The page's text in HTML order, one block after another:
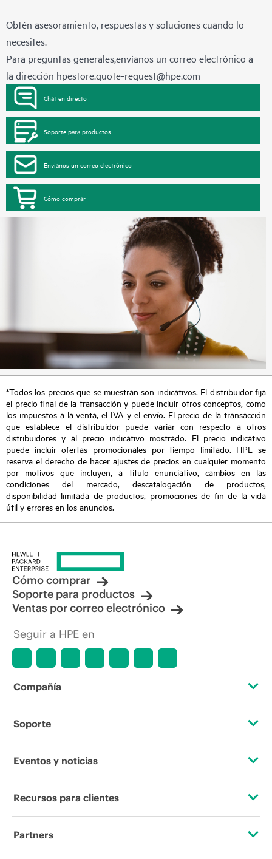
Obtén asesoramiento, respuestas y soluciones cuando lo
necesites.
Para preguntas generales,envíanos un correo electrónico a
la dirección hpestore.quote-request@hpe.com
Chat en directo
Soporte para productos
Envíanos un correo electrónico
Cómo comprar
*Todos los precios que se muestran son indicativos. El distribuidor fija
el precio final de la transacción y puede incluir otros conceptos, como
los impuestos a la venta, el IVA y el envío. El precio de la transacción
que establece el distribuidor puede variar con respecto a otros
distribuidores y al precio indicativo mostrado. El precio indicativo
puede incluir ofertas promocionales por tiempo limitado. HPE se
reserva el derecho de hacer ajustes de precios en cualquier momento
por motivos que incluyen, a título enunciativo, cambios en las
condiciones del mercado, descatalogación de productos,
disponibilidad limitada de productos, promociones de fin de la vida
útil y errores en los anuncios.
Cómo comprar
Soporte para productos
Ventas por correo electrónico
Seguir a HPE en
Compañía
Acerca de HPE
Responsabilidad corporativa
Laboratorios HPE
Soporte
Servicios de soporte operativo
Software y controladores
Eventos y noticias
Eventos
Recursos para clientes
Contacta con nosotros
Partners